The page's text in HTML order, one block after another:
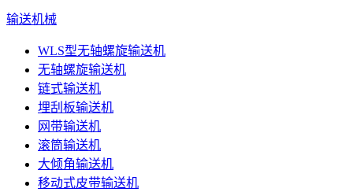
输送机械
WLS型无轴螺旋输送机
无轴螺旋输送机
链式输送机
埋刮板输送机
网带输送机
滚筒输送机
大倾角输送机
移动式皮带输送机